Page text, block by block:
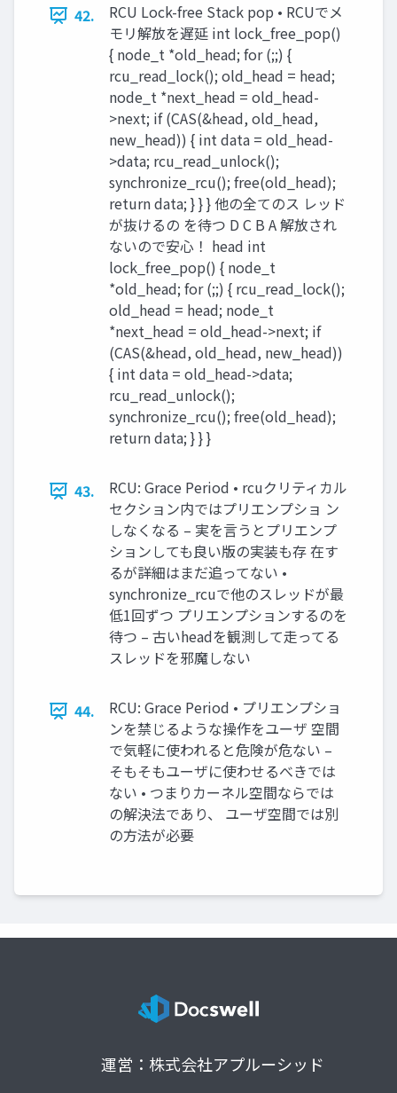
42.
RCU Lock-free Stack pop • RCUでメ
モリ解放を遅延 int lock_free_pop()
{ node_t *old_head; for (;;) {
rcu_read_lock(); old_head = head;
node_t *next_head = old_head-
>next; if (CAS(&head, old_head,
new_head)) { int data = old_head-
>data; rcu_read_unlock();
synchronize_rcu(); free(old_head);
return data; } } } 他の全てのス レッド
が抜けるの を待つ D C B A 解放され
ないので安心！ head int
lock_free_pop() { node_t
*old_head; for (;;) { rcu_read_lock();
old_head = head; node_t
*next_head = old_head->next; if
(CAS(&head, old_head, new_head))
{ int data = old_head->data;
rcu_read_unlock();
synchronize_rcu(); free(old_head);
return data; } } }
43.
RCU: Grace Period • rcuクリティカル
セクション内ではプリエンプショ ン
しなくなる – 実を言うとプリエンプ
ションしても良い版の実装も存 在す
るが詳細はまだ追ってない •
synchronize_rcuで他のスレッドが最
低1回ずつ プリエンプションするのを
待つ – 古いheadを観測して走ってる
スレッドを邪魔しない
44.
RCU: Grace Period • プリエンプショ
ンを禁じるような操作をユーザ 空間
で気軽に使われると危険が危ない –
そもそもユーザに使わせるべきでは
ない • つまりカーネル空間ならでは
の解決法であり、 ユーザ空間では別
の方法が必要
運営：株式会社アプルーシッド